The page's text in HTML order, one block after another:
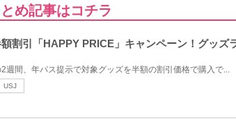
め記事はコチラ
額割引「HAPPY PRICE」キャンペーン！グッズ
間、年パス提示で対象グッズを半額の割引価格で購入で...
USJ